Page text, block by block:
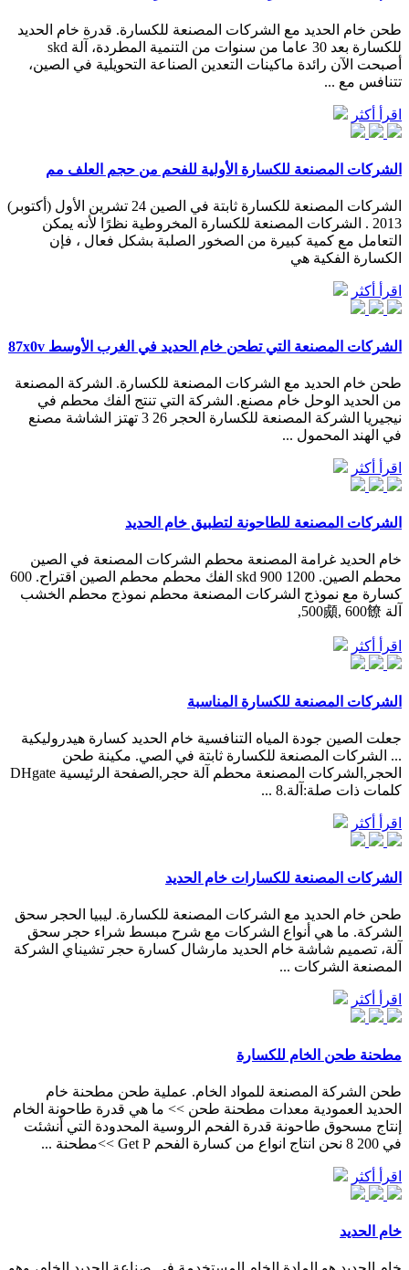
طحن خام الحديد مع الشركات المصنعة للكسارة. قدرة خام الحديد
للكسارة بعد 30 عاما من سنوات من التنمية المطردة، آلة skd
أصبحت الآن رائدة ماكينات التعدين الصناعة التحويلية في الصين،
تتنافس مع ...
اقرأ أكثر
الشركات المصنعة للكسارة الأولية للفحم من حجم العلف مم
الشركات المصنعة للكسارة ثابتة في الصين 24 تشرين الأول (أكتوبر)
2013 . الشركات المصنعة للكسارة المخروطية نظرًا لأنه يمكن
التعامل مع كمية كبيرة من الصخور الصلبة بشكل فعال ، فإن
الكسارة الفكية هي
اقرأ أكثر
الشركات المصنعة التي تطحن خام الحديد في الغرب الأوسط 87x0v
طحن خام الحديد مع الشركات المصنعة للكسارة. الشركة المصنعة
من الحديد الوحل خام مصنع. الشركة التي تنتج الفك محطم في
نيجيريا الشركة المصنعة للكسارة الحجر 26 3 تهتز الشاشة مصنع
في الهند المحمول ...
اقرأ أكثر
الشركات المصنعة للطاحونة لتطبيق خام الحديد
خام الحديد غرامة المصنعة محطم الشركات المصنعة في الصين
محطم الصين. skd 900 1200 الفك محطم محطم الصين اقتراح. 600
كسارة مع نموذج الشركات المصنعة محطم نموذج محطم الخشب
آلة 500䫆, 600䭜,
اقرأ أكثر
الشركات المصنعة للكسارة المناسبة
جعلت الصين جودة المياه التنافسية خام الحديد كسارة هيدروليكية
... الشركات المصنعة للكسارة ثابتة في الصي. مكينة طحن
الحجر,الشركات المصنعة محطم آلة حجر,الصفحة الرئيسية DHgate
كلمات ذات صلة:آلة.8 ...
اقرأ أكثر
الشركات المصنعة للكسارات خام الحديد
طحن خام الحديد مع الشركات المصنعة للكسارة. ليبيا الحجر سحق
الشركة. ما هي أنواع الشركات مع شرح مبسط شراء حجر سحق
آلة، تصميم شاشة خام الحديد مارشال كسارة حجر تشيناي الشركة
المصنعة الشركات ...
اقرأ أكثر
مطحنة طحن الخام للكسارة
طحن الشركة المصنعة للمواد الخام. عملية طحن مطحنة خام
الحديد العمودية معدات مطحنة طحن >> ما هي قدرة طاحونة الخام
إنتاج مسحوق طاحونة قدرة الفحم الروسية المحدودة التي أنشئت
في 200 8 نحن انتاج انواع من كسارة الفحم Get P >>مطحنة ...
اقرأ أكثر
خام الحديد